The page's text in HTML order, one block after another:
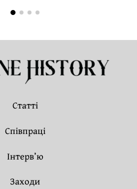
Статті
Співпраці
Інтерв’ю
Заходи